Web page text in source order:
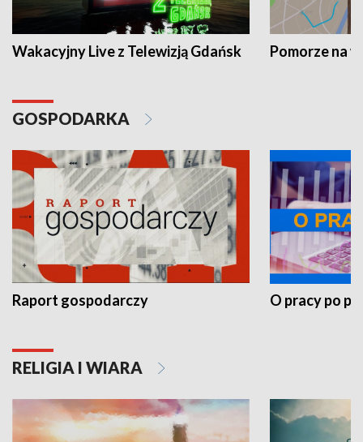
Wakacyjny Live z Telewizją Gdańsk Pomorze na
GOSPODARKA
Raport gospodarczy O pracy po
RELIGIA I WIARA